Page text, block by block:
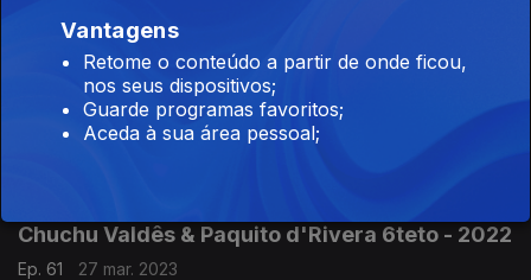
Vera Morais voz & Hristo Goleminov sax,
Ep. 62 28 mar. 2023
Chuchu Valdês & Paquito d'Rivera 6teto - 2022
Ep. 61 27 mar. 2023
Vantagens
Retome o conteúdo a partir de onde ficou,
nos seus dispositivos;
Guarde programas favoritos;
Aceda à sua área pessoal;